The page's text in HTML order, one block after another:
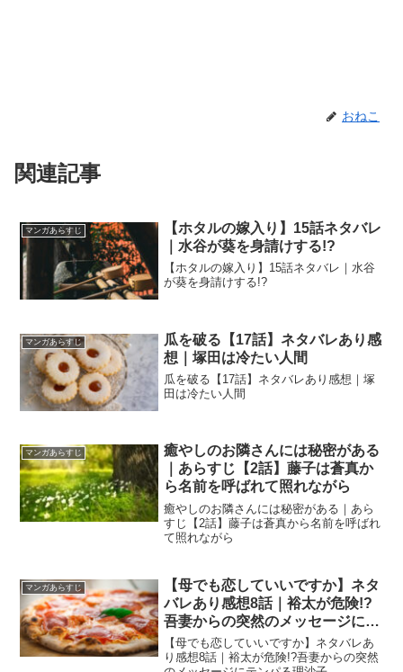
おねこ
関連記事
マンガあらすじ
【ホタルの嫁入り】15話ネタバレ
｜水谷が葵を身請けする!?
【ホタルの嫁入り】15話ネタバレ｜水谷
が葵を身請けする!?
マンガあらすじ
瓜を破る【17話】ネタバレあり感
想｜塚田は冷たい人間
瓜を破る【17話】ネタバレあり感想｜塚
田は冷たい人間
マンガあらすじ
癒やしのお隣さんには秘密がある
｜あらすじ【2話】藤子は蒼真か
ら名前を呼ばれて照れながら
癒やしのお隣さんには秘密がある｜あら
すじ【2話】藤子は蒼真から名前を呼ばれ
て照れながら
マンガあらすじ
【母でも恋していいですか】ネタ
バレあり感想8話｜裕太が危険!?
吾妻からの突然のメッセージにテ
ンパる理沙子
【母でも恋していいですか】ネタバレあ
り感想8話｜裕太が危険!?吾妻からの突然